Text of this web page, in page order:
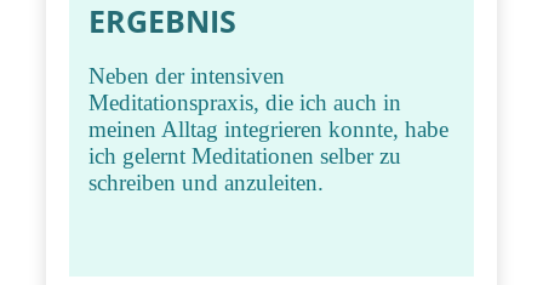
ERGEBNIS
Neben der intensiven
Meditationspraxis, die ich auch in
meinen Alltag integrieren konnte, habe
ich gelernt Meditationen selber zu
schreiben und anzuleiten.